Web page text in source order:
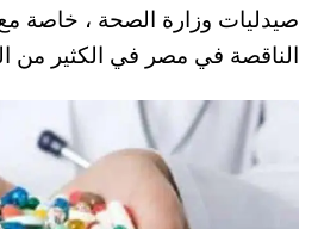
صيدليات وزارة الصحة ، خاصة مع
الناقصة في مصر في الكثير من